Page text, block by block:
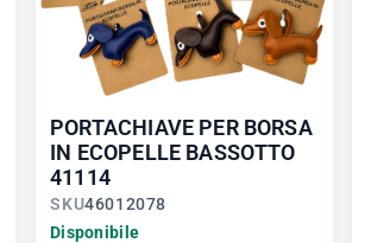
PORTACHIAVE PER BORSA
IN ECOPELLE BASSOTTO
41114
SKU46012078
Disponibile